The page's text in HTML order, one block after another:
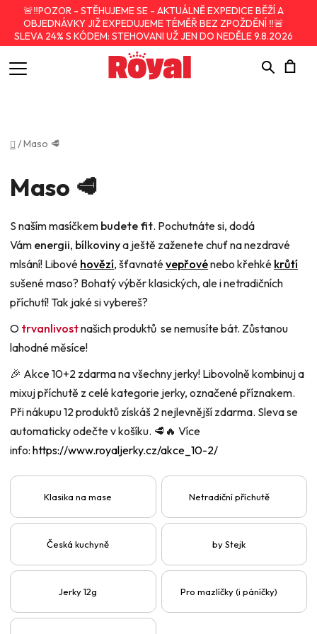
🚨‼️POZOR - STĚHUJEME SE - AKTUÁLNĚ EXPEDICE BĚŽÍ A
OBJEDNÁVKY JIŽ EXPEDUJEME TÉMĚŘ BEZ ZPOŽDĚNÍ ‼️🚨
SLEVA 24% S KÓDEM: STEHOVANI UŽ JEN DO NEDĚLE 9.8.2026
Hledat
Domů
/Maso 🥩
Maso 🥩
S naším masíčkem budete fit. Pochutnáte si, dodá
Vám energii, bílkovinya ještě zaženete chuť na nezdravé
mlsání! Libové hovězí, šťavnatévepřovénebo křehké krůtí
sušené maso? Bohatý výběr klasických, ale i netradičních
příchutí! Tak jaké si vybereš?
O trvanlivostnašich produktů se nemusíte bát. Zůstanou
lahodné měsíce!
🎉 Akce 10+2 zdarma na všechny jerky! Libovolně kombinuj a
mixuj příchutě z celé kategorie jerky, označené příznakem.
Při nákupu 12 produktů získáš 2 nejlevnější zdarma. Sleva se
automaticky odečte v košíku. 🥩🔥 Více
info: https://www.royaljerky.cz/akce_10-2/
Klasika na mase Netradiční příchutě
Česká kuchyně by Stejk
Jerky 12g Pro mazlíčky (i páníčky)